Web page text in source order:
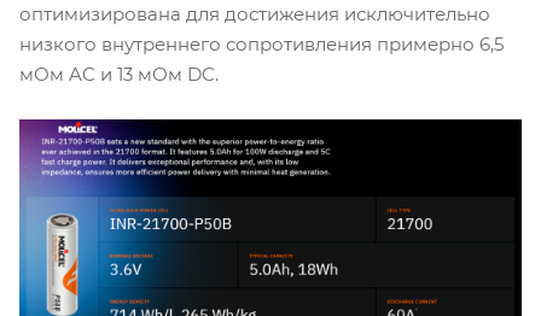
оптимизирована для достижения исключительно
низкого внутреннего сопротивления примерно 6,5
мОм AC и 13 мОм DC.